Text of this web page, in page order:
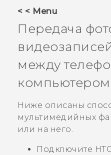
VIVERSE
ПОДДЕРЖКА
< < Menu
Передача
между
компьютером
Ниже описаны
мультимедийных
или на него.
Подключите